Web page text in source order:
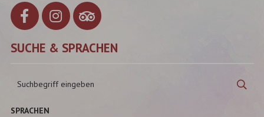
SUCHE & SPRACHEN
SPRACHEN